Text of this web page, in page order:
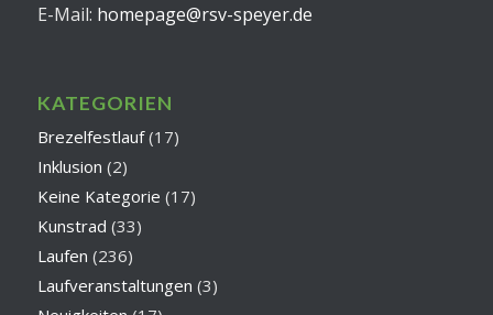
E-Mail: homepage@rsv-speyer.de
KATEGORIEN
Brezelfestlauf(17)
Inklusion (2)
Keine Kategorie (17)
Kunstrad (33)
Laufen (236)
Laufveranstaltungen (3)